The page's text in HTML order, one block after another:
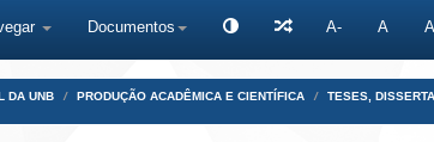
Documentos A- A
DA UNB PRODUÇÃO ACADÊMICA E CIENTÍFICA TESES,